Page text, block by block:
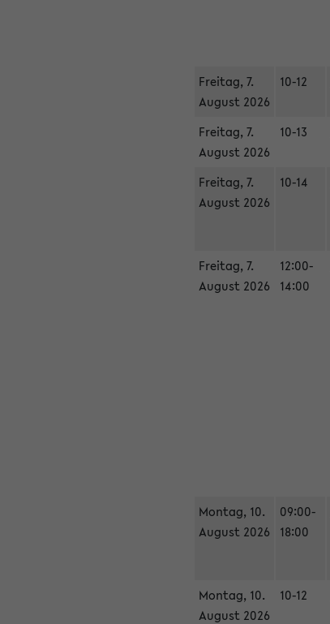
Freitag, 7.
August 2026
10-12
Freitag, 7.
August 2026
10-13
Freitag, 7.
August 2026
10-14
Freitag, 7.
August 2026
12:00-
14:00
Montag, 10.
August 2026
09:00-
18:00
Montag, 10.
August 2026
10-12